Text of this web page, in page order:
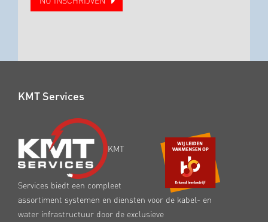
KMT Services
KMT
Services biedt een compleet
assortiment systemen en diensten voor de kabel- en
water infrastructuur door de exclusieve